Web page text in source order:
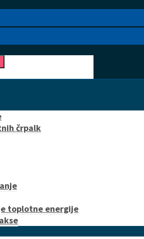
črpalk
toplotne energije